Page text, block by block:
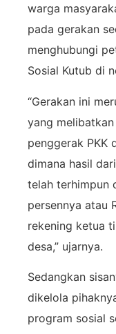
warga
pada gerakan
menghubungi
Sosial Kutub di
“Gerakan ini
yang
penggerak PKK
dimana hasil
telah terhimpun
persennya atau
rekening ketua
desa,” ujarnya.
Sedangkan
dikelola
program sosial